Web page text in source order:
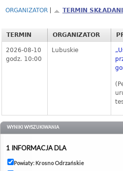
ORGANIZATOR TERMIN
TERMIN ORGANIZATOR
2026-08-10
godz. 10:00
Lubuskie
WYNIKI WYSZUKIWANIA
1 INFORMACJA DLA
Powiaty: Krosno Odrzańskie